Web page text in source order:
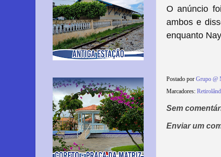
O anúncio
ambos e
enquanto
Postado por Grupo @
Marcadores:
Sem
Enviar um